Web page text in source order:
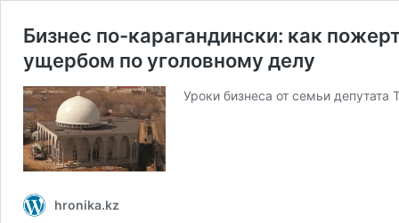
Бизнес по-карагандински: как
ущербом по уголовному делу
Уроки бизнеса от семьи
hronika.kz